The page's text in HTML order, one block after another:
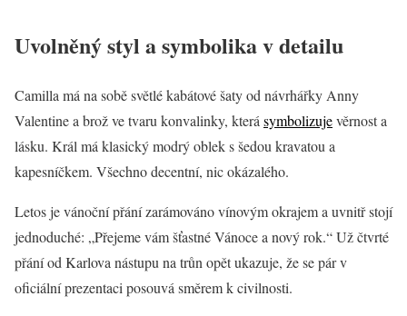
Uvolněný styl a symbolika v detailu
Camilla má na sobě světlé kabátové šaty od návrhářky Anny
Valentine a brož ve tvaru konvalinky, která symbolizujevěrnost a
lásku. Král má klasický modrý oblek s šedou kravatou a
kapesníčkem. Všechno decentní, nic okázalého.
Letos je vánoční přání zarámováno vínovým okrajem a uvnitř stojí
jednoduché: „Přejeme vám šťastné Vánoce a nový rok.“ Už čtvrté
přání od Karlova nástupu na trůn opět ukazuje, že se pár v
oficiální prezentaci posouvá směrem k civilnosti.